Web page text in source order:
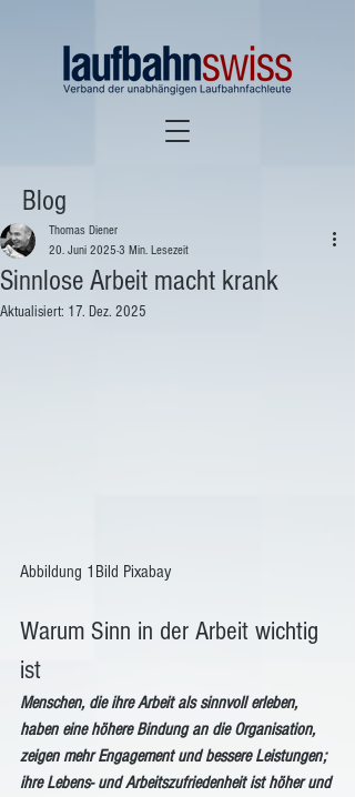
Blog
Sinnlose Arbeit macht krank
Thomas Diener
20. Juni 2025 3 Min. Lesezeit
Aktualisiert: 17. Dez. 2025
Abbildung 1Bild Pixabay
Warum Sinn in der Arbeit wichtig
ist
Menschen, die ihre Arbeit als sinnvoll erleben,
haben eine höhere Bindung an die Organisation,
zeigen mehr Engagement und bessere Leistungen;
ihre Lebens- und Arbeitszufriedenheit ist höher und